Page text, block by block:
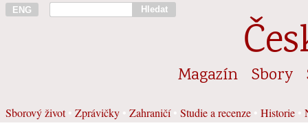
ENG Hledat
Magazín Sbory
Sborový život• Zprávičky Zahraničí• Studie a recenze Historie